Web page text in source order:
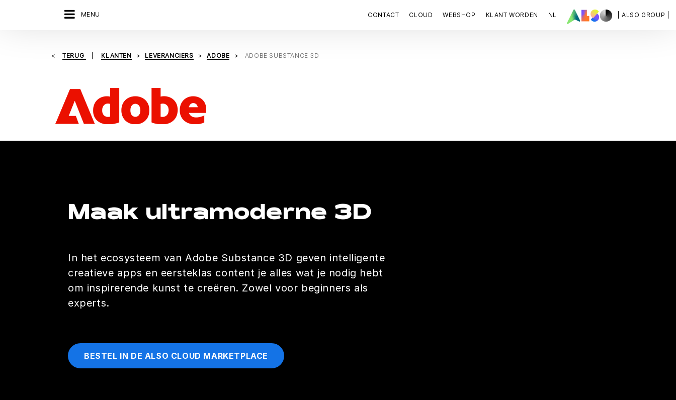
MENU | ALSO GROUP |
CONTACT CLOUD WEBSHOP KLANT WORDEN NL
TERUG KLANTEN LEVERANCIERS ADOBE ADOBE SUBSTANCE 3D
Maak ultramoderne 3D
In het ecosysteem van Adobe Substance 3D geven intelligente
creatieve apps en eersteklas content je alles wat je nodig hebt
om inspirerende kunst te creëren. Zowel voor beginners als
experts.
BESTEL IN DE ALSO CLOUD MARKETPLACE